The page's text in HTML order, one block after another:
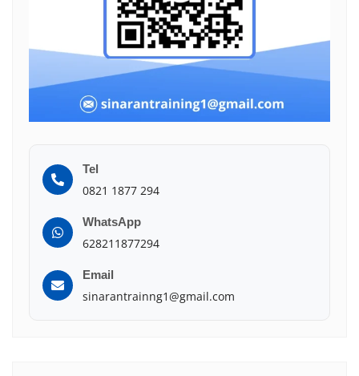
Tel
0821 1877 294
WhatsApp
628211877294
Email
sinarantrainng1@gmail.com